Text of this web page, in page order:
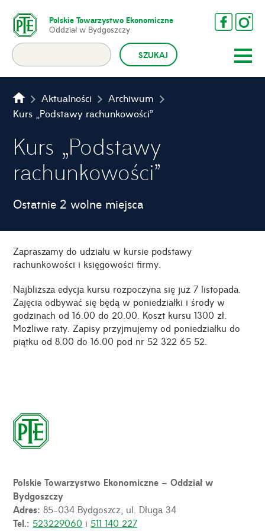
Polskie Towarzystwo Ekonomiczne
Oddział w Bydgoszczy
Aktualności
Archiwum
Kurs „Podstawy rachunkowości”
Kurs „Podstawy
rachunkowości”
Ostatnie 2 wolne miejsca
Zapraszamy do udziału w kursie podstawy
rachunkowości i księgowości firmy.
Najbliższa edycja kursu rozpoczyna się już 7 listopada.
Zajęcia odbywać się będą w poniedziałki i środy w
godzinach od 16.00 do 20.00. Koszt kursu 1300 zł.
Możliwe raty. Zapisy przyjmujemy od poniedziałku do
piątku od 8.00 do 16.00 pod nr 52 322 65 52.
Polskie Towarzystwo Ekonomiczne – Oddział w
Bydgoszczy
Adres:85-034 Bydgoszcz, ul. Długa 34
Tel.:523229060 i511 140 227